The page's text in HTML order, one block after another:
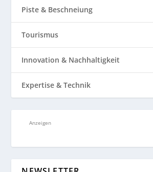
Piste & Beschneiung
Tourismus
Innovation & Nachhaltigkeit
Expertise & Technik
Anzeigen